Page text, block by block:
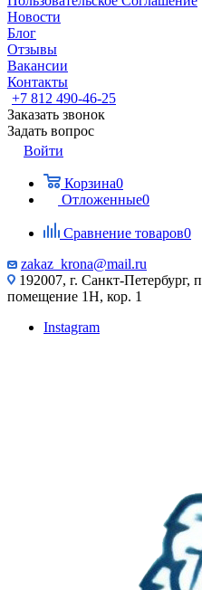
Новости
Блог
Отзывы
Вакансии
Контакты
+7 812 490-46-25
Заказать звонок
Задать вопрос
Войти
Корзина0
Отложенные0
Сравнение товаров0
zakaz_krona@mail.ru
192007, г. Санкт-Петербург,
помещение 1Н, кор. 1
Instagram